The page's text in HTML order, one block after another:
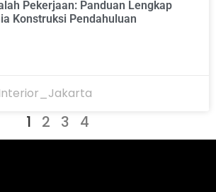
Pekerjaan: Panduan Lengkap
Konstruksi Pendahuluan
1 2 3 4